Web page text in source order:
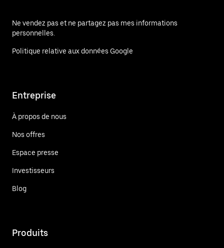
Ne vendez pas et ne partagez pas mes informations
personnelles.
Politique relative aux données Google
Entreprise
À propos de nous
Nos offres
Espace presse
Investisseurs
Blog
Produits